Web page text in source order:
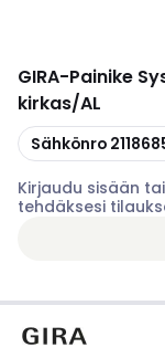
GIRA-Painike
kirkas/AL
Kopioi
Sähkönro
Kirjaudu sisään
tehdäksesi